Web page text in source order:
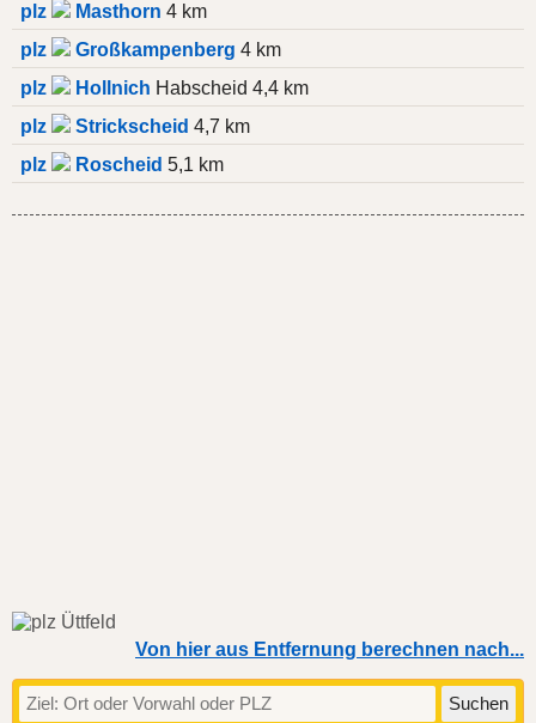
plz
Masthorn 4 km
plz
Großkampenberg 4 km
plz
Hollnich Habscheid 4,4 km
plz
Strickscheid 4,7 km
plz
Roscheid 5,1 km
Von hier aus Entfernung berechnen nach...